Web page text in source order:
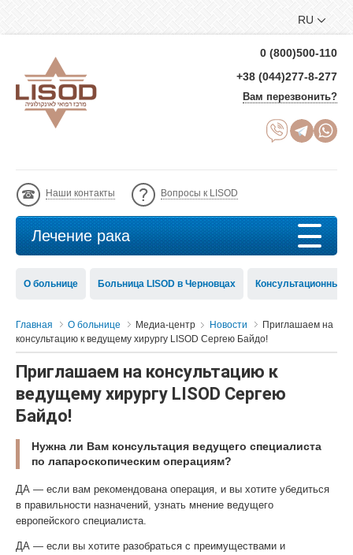
RU
0 (800)500-110
+38 (044)277-8-277
Вам перезвонить?
Наши контакты Вопросы к LISOD
Лечение рака
О больнице Больница LISOD в Черновцах Консультационный
Главная О больнице Медиа-центр Новости
Приглашаем на
консультацию к ведущему хирургу LISOD Сергею Байдо!
Приглашаем на консультацию к
ведущему хирургу LISOD Сергею
Байдо!
Нужна ли Вам консультация ведущего специалиста
по лапароскопическим операциям?
ДА — если вам рекомендована операция, и вы хотите убедиться
в правильности назначений, узнать мнение ведущего
европейского специалиста.
ДА — если вы хотите разобраться с преимуществами и